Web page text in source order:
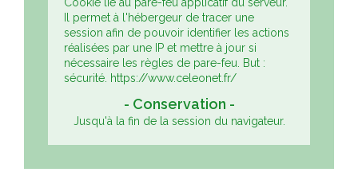
Il permet à l'hébergeur de tracer une
session afin de pouvoir identifier les actions
réalisées par une IP et mettre à jour si
nécessaire les règles de pare-feu.
But :
sécurité. https://www.celeonet.fr/
Jusqu'à la fin de la session du navigateur.